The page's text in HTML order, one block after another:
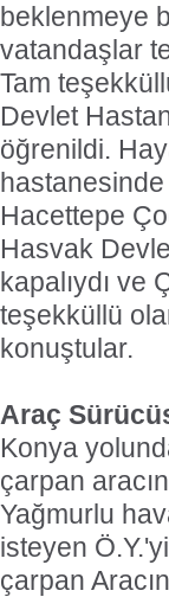
beklenmeye
vatandaşlar
Tam
Devlet
öğrenildi.
Hacettepe
Hasvak
kapalıydı ve
teşekküllü
konuştular.
Araç
Konya
çarpan
Yağmurlu
isteyen
çarpan